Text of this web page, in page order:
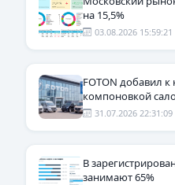
на 15,5%
03.08.2026 15:59:21
FOTON добавил
компоновкой
31.07.2026 22:31:09
В
занимают 65%